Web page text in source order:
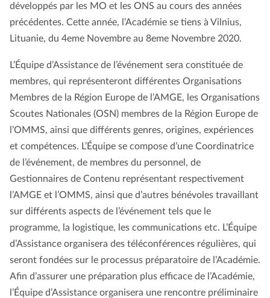
développés par les MO et les ONS au cours des années
précédentes. Cette année, l’Académie se tiens à Vilnius,
Lituanie, du 4eme Novembre au 8eme Novembre 2020.
L’Équipe d’Assistance de l’événement sera constituée de
membres, qui représenteront différentes Organisations
Membres de la Région Europe de l’AMGE, les Organisations
Scoutes Nationales (OSN) membres de la Région Europe de
l’OMMS, ainsi que différents genres, origines, expériences
et compétences. L’Équipe se compose d’une Coordinatrice
de l’événement, de membres du personnel, de
Gestionnaires de Contenu représentant respectivement
l’AMGE et l’OMMS, ainsi que d’autres bénévoles travaillant
sur différents aspects de l’événement tels que le
programme, la logistique, les communications etc. L’Équipe
d’Assistance organisera des téléconférences régulières, qui
seront fondées sur le processus préparatoire de l’Académie.
Afin d’assurer une préparation plus efficace de l’Académie,
l’Équipe d’Assistance organisera une rencontre préliminaire